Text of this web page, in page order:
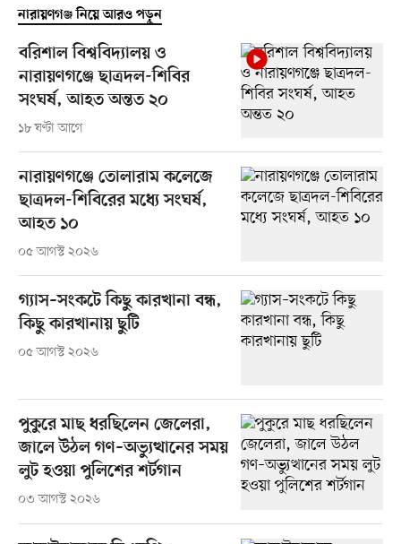
নারায়ণগঞ্জ নিয়ে আরও পড়ুন
বরিশাল বিশ্ববিদ্যালয় ও
নারায়ণগঞ্জে ছাত্রদল-শিবির
সংঘর্ষ, আহত অন্তত ২০
১৮ ঘণ্টা আগে
নারায়ণগঞ্জে তোলারাম কলেজে
ছাত্রদল-শিবিরের মধ্যে সংঘর্ষ,
আহত ১০
০৫ আগস্ট ২০২৬
গ্যাস–সংকটে কিছু কারখানা বন্ধ,
কিছু কারখানায় ছুটি
০৫ আগস্ট ২০২৬
পুকুরে মাছ ধরছিলেন জেলেরা,
জালে উঠল গণ–অভ্যুত্থানের সময়
লুট হওয়া পুলিশের শর্টগান
০৩ আগস্ট ২০২৬